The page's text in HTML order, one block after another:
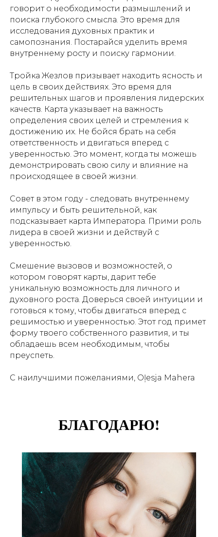
говорит о необходимости размышлений и
поиска глубокого смысла. Это время для
исследования духовных практик и
самопознания. Постарайся уделить время
внутреннему росту и поиску гармонии.
Тройка Жезлов призывает находить ясность и
цель в своих действиях. Это время для
решительных шагов и проявления лидерских
качеств. Карта указывает на важность
определения своих целей и стремления к
достижению их. Не бойся брать на себя
ответственность и двигаться вперед с
уверенностью. Это момент, когда ты можешь
демонстрировать свою силу и влияние на
происходящее в своей жизни.
Совет в этом году - следовать внутреннему
импульсу и быть решительной, как
подсказывает карта Императора. Прими роль
лидера в своей жизни и действуй с
уверенностью.
Смешение вызовов и возможностей, о
котором говорят карты, дарит тебе
уникальную возможность для личного и
духовного роста. Доверься своей интуиции и
готовься к тому, чтобы двигаться вперед с
решимостью и уверенностью. Этот год примет
форму твоего собственного развития, и ты
обладаешь всем необходимым, чтобы
преуспеть.
С наилучшими пожеланиями, Oļesja Mahera
БЛАГОДАРЮ!